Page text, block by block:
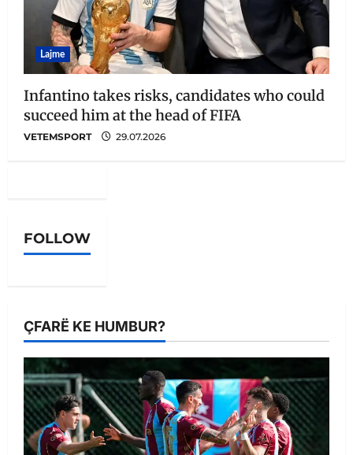
Lajme
Infantino takes risks, candidates who could
succeed him at the head of FIFA
VETEMSPORT 29.07.2026
FOLLOW
ÇFARË KE HUMBUR?